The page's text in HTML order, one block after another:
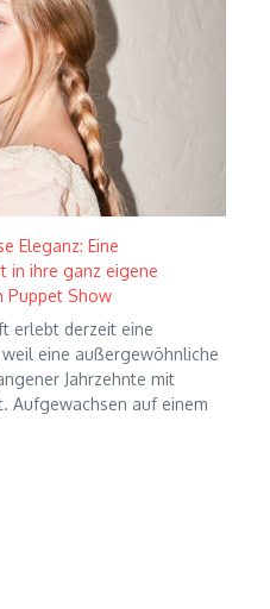
Eleganz: Eine
in ihre ganz eigene
Puppet Show
erlebt derzeit eine
eine außergewöhnliche
Jahrzehnte mit
Aufgewachsen auf einem